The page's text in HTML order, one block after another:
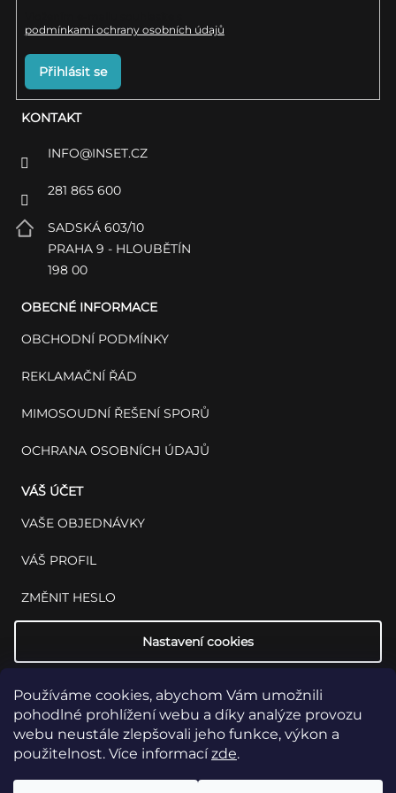
Používáme cookies, abychom Vám umožnili
pohodlné prohlížení webu a díky analýze provozu
webu neustále zlepšovali jeho funkce, výkon a
použitelnost. Více informacízde.
KONTAKT
INFO@INSET.CZ
281 865 600
SADSKÁ 603/10
PRAHA 9 - HLOUBĚTÍN
198 00
OBECNÉ INFORMACE
OBCHODNÍ PODMÍNKY
REKLAMAČNÍ ŘÁD
MIMOSOUDNÍ ŘEŠENÍ SPORŮ
OCHRANA OSOBNÍCH ÚDAJŮ
VÁŠ ÚČET
VAŠE OBJEDNÁVKY
VÁŠ PROFIL
ZMĚNIT HESLO
Nastavení cookies
podmínkami ochrany osobních údajů
Přihlásit se